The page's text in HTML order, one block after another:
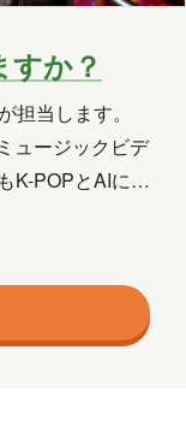
書道
犬
秋田
読書
か？
担当します。
ュージックビデ
K-POPとAIに関
存知ですか？
意味なのです
影した動画」の
（ファンカメ